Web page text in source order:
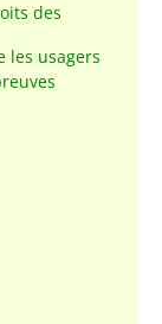
des
les usagers